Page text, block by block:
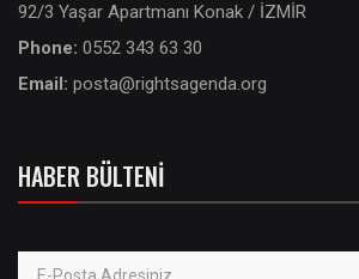
92/3 Yaşar Apartmanı Konak / İZMİR
Phone: 0552 343 63 30
Email: posta@rightsagenda.org
HABER BÜLTENI